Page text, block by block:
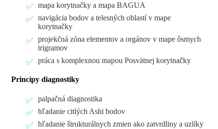
mapa korytnačky a mapa BAGUA
navigácia bodov a telesných oblastí v mape
korytnačky
projekčná zóna elementov a orgánov v mape ôsmych
trigramov
práca s komplexnou mapou Posvätnej korytnačky
Princípy diagnostiky
palpačná diagnostika
hľadanie citlých Ashi bodov
hľadanie štrukturálnych zmien ako zatvrdliny a uzlíky